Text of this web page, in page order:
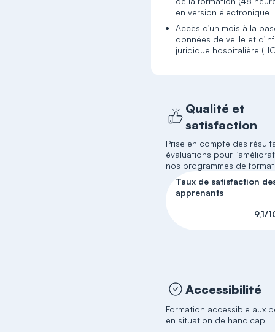
Accès d'un mois à la
données de veille et
juridique hospitalière
Qualité et
satisfaction
Prise en compte des
évaluations pour
nos programmes de
Taux de satisfaction
apprenants
9,1/
Accessibilité
Formation accessible aux
en situation de handicap